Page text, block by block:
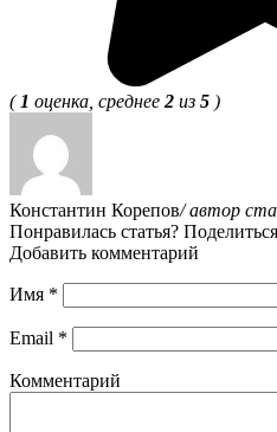
( 1 оценка, среднее 2 из 5 )
Константин Корепов/ автор
Понравилась статья?
Добавить комментарий
Имя *
Email *
Комментарий